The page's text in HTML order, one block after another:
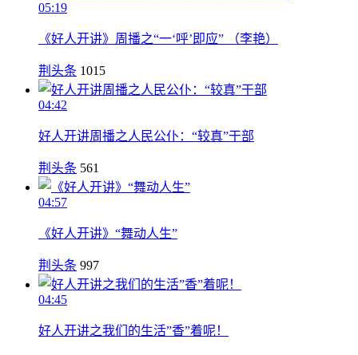
05:19
《好人开讲》周播之“一‘呼’即应” （李艳）
荆头条 1015
04:42
好人开讲周播之人民公仆：“较真”干部
荆头条 561
04:57
《好人开讲》“舞动人生”
荆头条 997
04:45
好人开讲之我们的生活”香”着呢！